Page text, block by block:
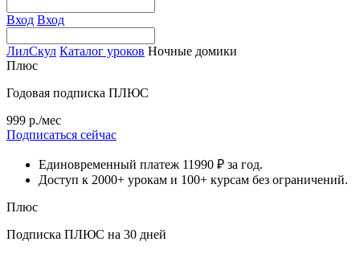
Вход Вход
ЛилСкул Каталог уроков Ночные домики
Плюс
Годовая подписка ПЛЮС
999 р./мес
Подписаться сейчас
Единовременный платеж 11990 ₽ за год.
Доступ к 2000+ урокам и 100+ курсам без ограничений.
Плюс
Подписка ПЛЮС на 30 дней